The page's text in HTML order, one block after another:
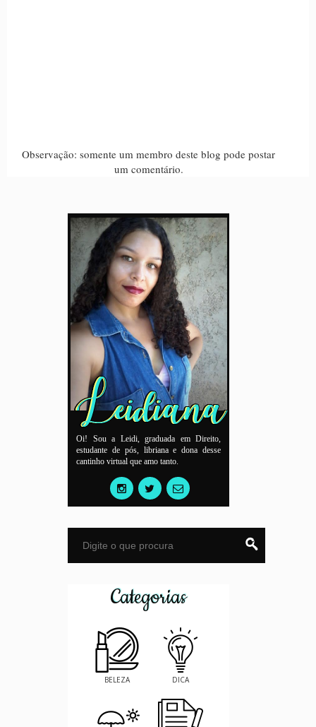
Observação: somente um membro deste blog pode postar
um comentário.
Oi! Sou a Leidi, graduada em Direito,
estudante de pós, libriana e dona desse
cantinho virtual que amo tanto.
Categorias
BELEZA DICA